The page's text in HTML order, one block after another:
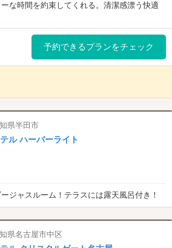
な時間を約束してくれる。清潔感漂う快適
予約できるプランをチェック
県半田市
ル ハーバーライト
ジャスルーム！テラスには露天風呂付き！
県名古屋市中区